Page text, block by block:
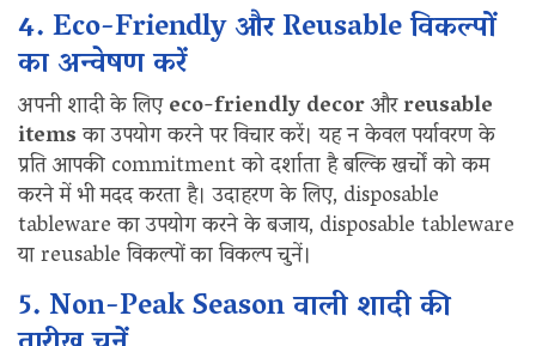
4. Eco-Friendly और Reusable विकल्पों
का अन्वेषण करें
अपनी शादी के लिएeco-friendly decorऔरreusable
itemsका उपयोग करने पर विचार करें। यह न केवल पर्यावरण के
प्रति आपकी commitment को दर्शाता है बल्कि खर्चों को कम
करने में भी मदद करता है। उदाहरण के लिए, disposable
tableware का उपयोग करने के बजाय, disposable tableware
या reusable विकल्पों का विकल्प चुनें।
5. Non-Peak Season वाली शादी की